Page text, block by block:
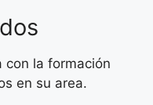
con la formación
en su area.